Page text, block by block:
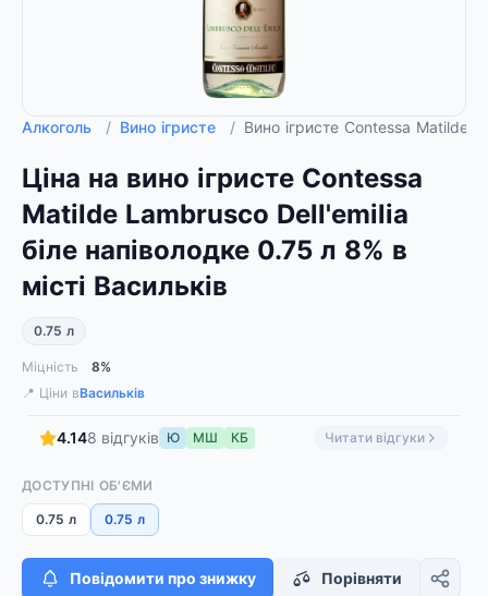
Алкоголь / Вино ігристе / Вино ігристе Contessa Matilde
Ціна на вино ігристе Contessa
Matilde Lambrusco Dell'emilia
біле напіволодке 0.75 л 8% в
місті Васильків
0.75 л
Міцність
8%
📍 Ціни вВасильків
4.148 відгуків Ю МШ КБ Читати відгуки
ДОСТУПНІ ОБ'ЄМИ
0.75 л 0.75 л
Повідомити про знижку Порівняти